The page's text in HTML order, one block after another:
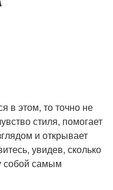
в этом, то точно не
стиля, помогает
и открывает
увидев, сколько
собой самым